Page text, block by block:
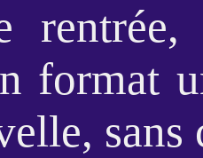
format